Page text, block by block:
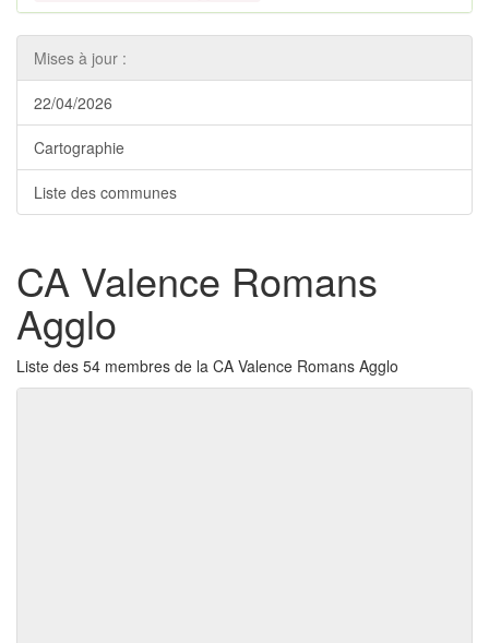
Mises à jour :
22/04/2026
Cartographie
Liste des communes
CA Valence Romans
Agglo
Liste des 54 membres de la CA Valence Romans Agglo